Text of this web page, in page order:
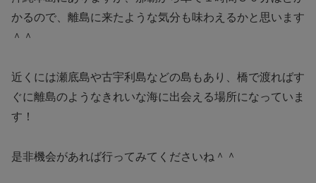
かるので、離島に来たような気分も味わえるかと思います
＾＾
近くには瀬底島や古宇利島などの島もあり、橋で渡ればす
ぐに離島のようなきれいな海に出会える場所になっていま
す！
是非機会があれば行ってみてくださいね＾＾